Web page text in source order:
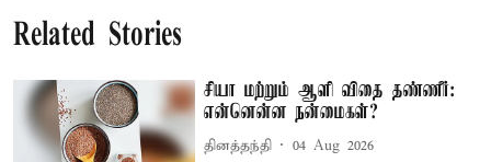
Related Stories
சியா மற்றும் ஆளி விதை தண்ணீர்:
என்னென்ன நன்மைகள்?
தினத்தந்தி 04 Aug 2026